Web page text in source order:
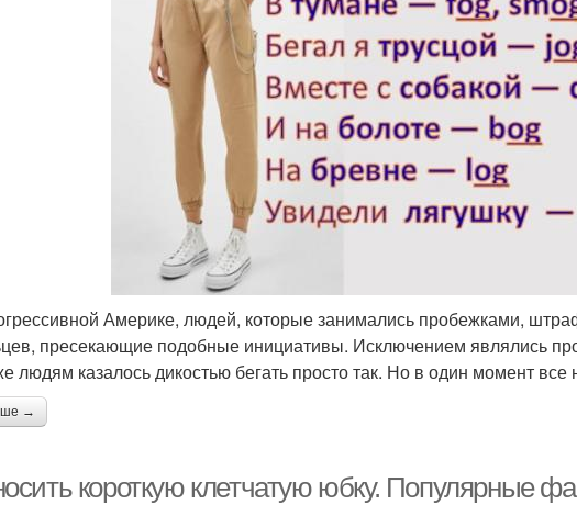
Америке, людей, которые занимались пробежками,
пресекающие подобные инициативы. Исключением являлись
людям казалось дикостью бегать просто так. Но в один момент все
→
короткую клетчатую юбку. Популярные